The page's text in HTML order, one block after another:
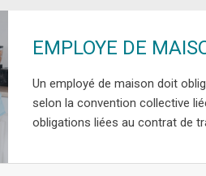
EMPLOYE DE
Un employé de maison doit
selon la convention collective
obligations liées au contrat de